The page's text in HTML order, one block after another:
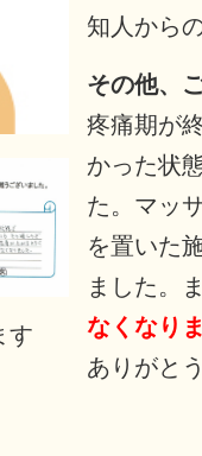
す
知人から
その他、
疼痛期が
かった状
た。マッ
を置いた
ました。
なくなり
ありがと